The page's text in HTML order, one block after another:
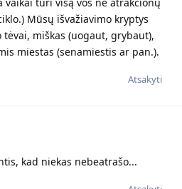
Mūsų išvažiavimo kryptys
miškas (uogaut, grybaut),
miestas (senamiestis ar pan.).
Atsakyti
kad niekas nebeatrašo...